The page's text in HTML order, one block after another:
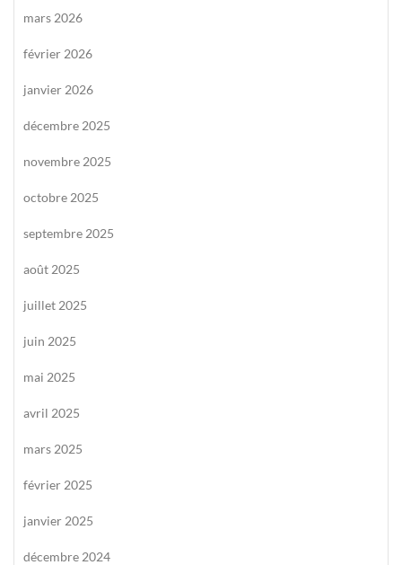
mars 2026
février 2026
janvier 2026
décembre 2025
novembre 2025
octobre 2025
septembre 2025
août 2025
juillet 2025
juin 2025
mai 2025
avril 2025
mars 2025
février 2025
janvier 2025
décembre 2024